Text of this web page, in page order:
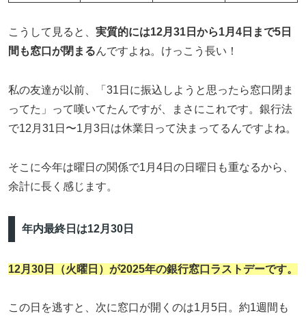
こうして見ると、 実質的には12月31日から1月4日まで5日
間も窓口が閉まるんですよね。けっこう長い！
私の友達が以前、「31日に振込しようと思ったら窓口閉ま
ってた」って嘆いてたんですが、まさにこれです。銀行法
で12月31日〜1月3日は休業日って決まってるんですよね。
そこに今年は曜日の関係で1月4日の日曜日も重なるから、
余計に長く感じます。
年内最終日は12月30日
12月30日（火曜日）が2025年の銀行窓口ラストデーです。
この日を逃すと、次に窓口が開くのは1月5日。約1週間も